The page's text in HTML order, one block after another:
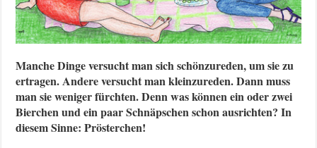
Manche Dinge versucht man sich schönzureden, um sie zu
ertragen. Andere versucht man kleinzureden. Dann muss
man sie weniger fürchten. Denn was können ein oder zwei
Bierchen und ein paar Schnäpschen schon ausrichten? In
diesem Sinne: Prösterchen!